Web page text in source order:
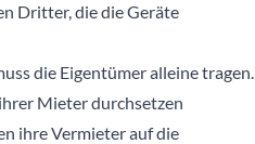
Dritter, die die Geräte
die Eigentümer alleine tragen.
Mieter durchsetzen
ihre Vermieter auf die